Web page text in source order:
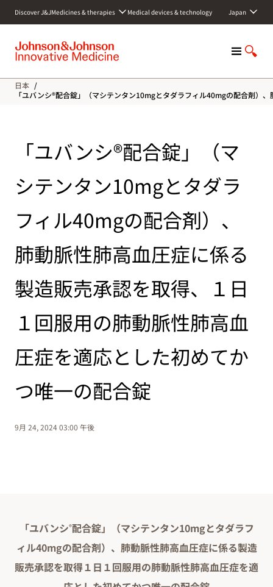
c
Discover J&JMedicines & therapies Medical devices & technology Japan
M
n
u
S
o
w
日本 /
「ユバンシ®配合錠」（マシテンタン10mgとタダラフィル40mgの配合剤）
「ユバンシ®配合錠」（マ
シテンタン10mgとタダラ
フィル40mgの配合剤）、
肺動脈性肺高血圧症に係る
製造販売承認を取得、１日
１回服用の肺動脈性肺高血
圧症を適応とした初めてか
つ唯一の配合錠
9月 24, 2024 03:00 午後
「ユバンシ®配合錠」（マシテンタン10mgとタダラフ
ィル40mgの配合剤）、肺動脈性肺高血圧症に係る製造
販売承認を取得１日１回服用の肺動脈性肺高血圧症を適